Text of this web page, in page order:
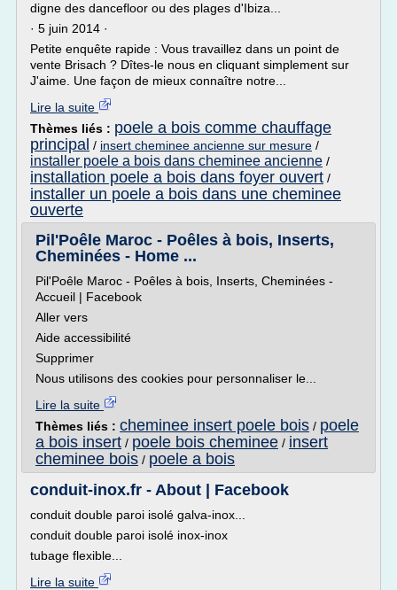
digne des dancefloor ou des plages d'Ibiza...
· 5 juin 2014 ·
Petite enquête rapide : Vous travaillez dans un point de
vente Brisach ? Dîtes-le nous en cliquant simplement sur
J'aime. Une façon de mieux connaître notre...
Lire la suite
Thèmes liés : poele a bois comme chauffage
principal / insert cheminee ancienne sur mesure /
installer poele a bois dans cheminee ancienne /
installation poele a bois dans foyer ouvert /
installer un poele a bois dans une cheminee
ouverte
Pil'Poêle Maroc - Poêles à bois, Inserts,
Cheminées - Home ...
Pil'Poêle Maroc - Poêles à bois, Inserts, Cheminées -
Accueil | Facebook
Aller vers
Aide accessibilité
Supprimer
Nous utilisons des cookies pour personnaliser le...
Lire la suite
Thèmes liés : cheminee insert poele bois / poele
a bois insert / poele bois cheminee / insert
cheminee bois / poele a bois
conduit-inox.fr - About | Facebook
conduit double paroi isolé galva-inox...
conduit double paroi isolé inox-inox
tubage flexible...
Lire la suite